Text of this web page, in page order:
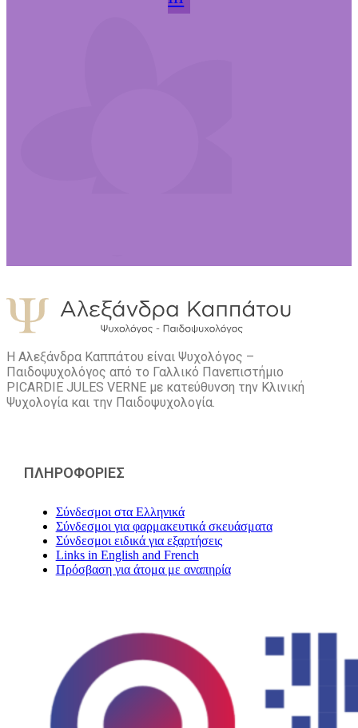
Η Αλεξάνδρα Καππάτου είναι Ψυχολόγος –
Παιδοψυχολόγος από το Γαλλικό Πανεπιστήμιο
PICARDIE JULES VERNE με κατεύθυνση την Kλινική
Ψυχολογία και την Παιδοψυχολογία.
ΠΛΗΡΟΦΟΡΙΕΣ
Σύνδεσμοι στα Ελληνικά
Σύνδεσμοι για φαρμακευτικά σκευάσματα
Σύνδεσμοι ειδικά για εξαρτήσεις
Links in English and French
Πρόσβαση για άτομα με αναπηρία